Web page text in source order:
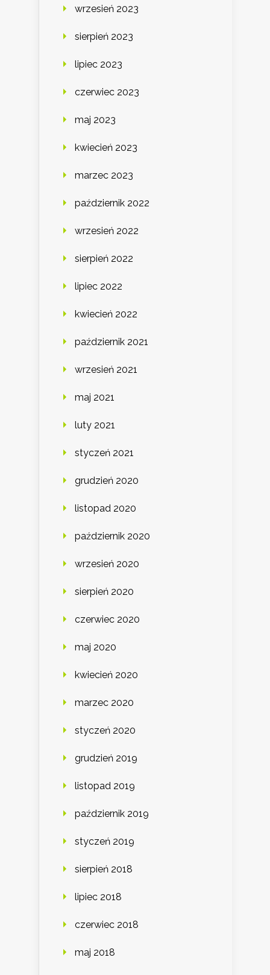
wrzesień 2023
sierpień 2023
lipiec 2023
czerwiec 2023
maj 2023
kwiecień 2023
marzec 2023
październik 2022
wrzesień 2022
sierpień 2022
lipiec 2022
kwiecień 2022
październik 2021
wrzesień 2021
maj 2021
luty 2021
styczeń 2021
grudzień 2020
listopad 2020
październik 2020
wrzesień 2020
sierpień 2020
czerwiec 2020
maj 2020
kwiecień 2020
marzec 2020
styczeń 2020
grudzień 2019
listopad 2019
październik 2019
styczeń 2019
sierpień 2018
lipiec 2018
czerwiec 2018
maj 2018